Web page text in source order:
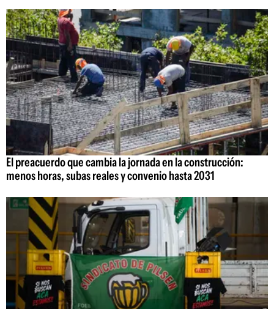
El preacuerdo que cambia la jornada en la construcción:
menos horas, subas reales y convenio hasta 2031